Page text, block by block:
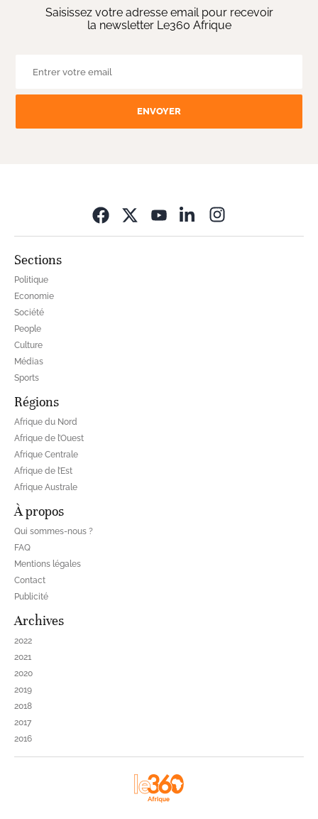
Saisissez votre adresse email pour recevoir
la newsletter Le360 Afrique
ENVOYER
Sections
Politique
Economie
Société
People
Culture
Médias
Sports
Régions
Afrique du Nord
Afrique de l’Ouest
Afrique Centrale
Afrique de l’Est
Afrique Australe
À propos
Qui sommes-nous ?
FAQ
Mentions légales
Contact
Publicité
Archives
2022
2021
2020
2019
2018
2017
2016